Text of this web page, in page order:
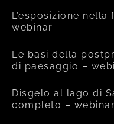
L’esposizione
webinar
Le basi della
di paesaggio –
Disgelo al lago di
completo – webinar